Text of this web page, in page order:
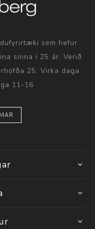
sem hefur
sinna í 25 ár. Verið
25. Virka daga
11-16